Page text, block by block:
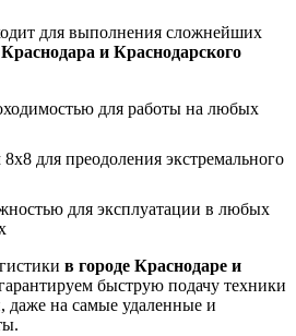
для выполнения сложнейших
и Краснодарского
для работы на любых
для преодоления экстремального
для эксплуатации в любых
в городе Краснодаре и
быструю подачу техники
даже на самые удаленные и